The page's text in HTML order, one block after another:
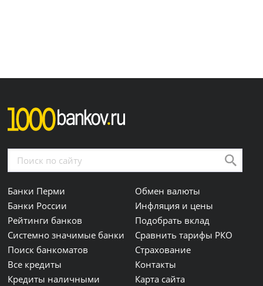
Банки Перми
Банки России
Рейтинги банков
Системно значимые банки
Поиск банкоматов
Все кредиты
Кредиты наличными
Обмен валюты
Инфляция и цены
Подобрать вклад
Сравнить тарифы РКО
Страхование
Контакты
Карта сайта